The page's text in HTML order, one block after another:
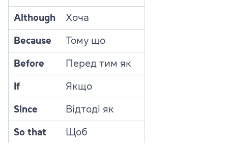
Although Хоча
Because Тому що
Before Перед тим як
If Якщо
Since Відтоді як
So that Щоб